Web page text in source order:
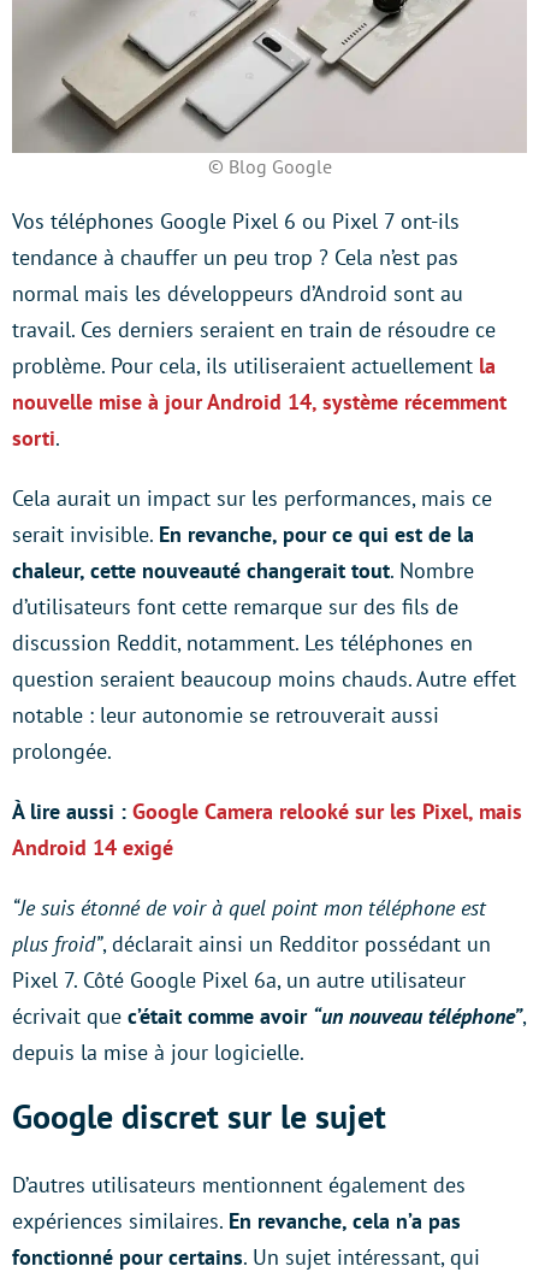
© Blog Google
Vos téléphones Google Pixel 6 ou Pixel 7 ont-ils
tendance à chauffer un peu trop ? Cela n’est pas
normal mais les développeurs d’Android sont au
travail. Ces derniers seraient en train de résoudre ce
problème. Pour cela, ils utiliseraient actuellement la
nouvelle mise à jour Android 14, système récemment
sorti.
Cela aurait un impact sur les performances, mais ce
serait invisible. En revanche, pour ce qui est de la
chaleur, cette nouveauté changerait tout. Nombre
d’utilisateurs font cette remarque sur des fils de
discussion Reddit, notamment. Les téléphones en
question seraient beaucoup moins chauds. Autre effet
notable : leur autonomie se retrouverait aussi
prolongée.
À lire aussi : Google Camera relooké sur les Pixel, mais
Android 14 exigé
“Je suis étonné de voir à quel point mon téléphone est
plus froid”, déclarait ainsi un Redditor possédant un
Pixel 7. Côté Google Pixel 6a, un autre utilisateur
écrivait que c’était comme avoir “un nouveau téléphone”,
depuis la mise à jour logicielle.
Google discret sur le sujet
D’autres utilisateurs mentionnent également des
expériences similaires. En revanche, cela n’a pas
fonctionné pour certains. Un sujet intéressant, qui